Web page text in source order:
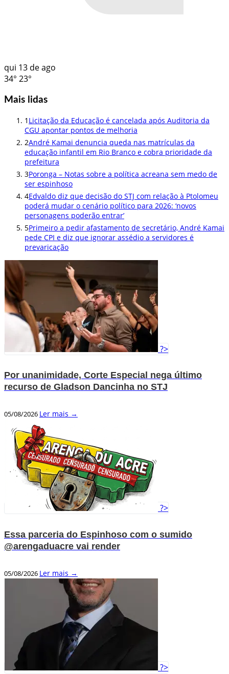
qui 13 de ago
34° 23°
Mais lidas
1 Licitação da Educação é cancelada após Auditoria da
CGU apontar pontos de melhoria
2André Kamai denuncia queda nas matrículas da
educação infantil em Rio Branco e cobra prioridade da
prefeitura
3Poronga – Notas sobre a política acreana sem medo de
ser espinhoso
4Edvaldo diz que decisão do STJ com relação à Ptolomeu
poderá mudar o cenário político para 2026: ‘novos
personagens poderão entrar’
5Primeiro a pedir afastamento de secretário, André Kamai
pede CPI e diz que ignorar assédio a servidores é
prevaricação
?>
Por unanimidade, Corte Especial nega último
recurso de Gladson Dancinha no STJ
05/08/2026 Ler mais →
?>
Essa parceria do Espinhoso com o sumido
@arengaduacre vai render
05/08/2026 Ler mais →
?>